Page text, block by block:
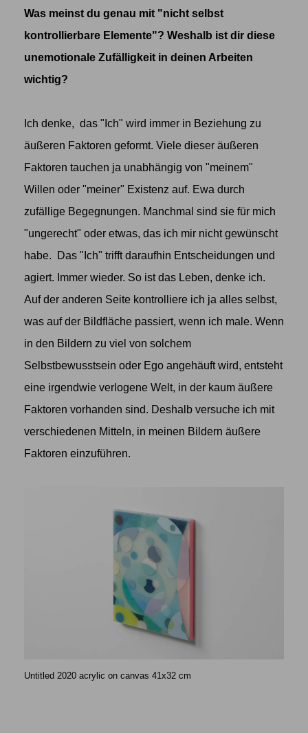
Was meinst du genau mit "nicht selbst
kontrollierbare Elemente"? Weshalb ist dir diese
unemotionale Zufälligkeit in deinen Arbeiten
wichtig?
Ich denke, das "Ich" wird immer in Beziehung zu
äußeren Faktoren geformt. Viele dieser äußeren
Faktoren tauchen ja unabhängig von "meinem"
Willen oder "meiner" Existenz auf. Ewa durch
zufällige Begegnungen. Manchmal sind sie für mich
"ungerecht" oder etwas, das ich mir nicht gewünscht
habe. Das "Ich" trifft daraufhin Entscheidungen und
agiert. Immer wieder. So ist das Leben, denke ich.
Auf der anderen Seite kontrolliere ich ja alles selbst,
was auf der Bildfläche passiert, wenn ich male. Wenn
in den Bildern zu viel von solchem
Selbstbewusstsein oder Ego angehäuft wird, entsteht
eine irgendwie verlogene Welt, in der kaum äußere
Faktoren vorhanden sind. Deshalb versuche ich mit
verschiedenen Mitteln, in meinen Bildern äußere
Faktoren einzuführen.
Untitled 2020 acrylic on canvas 41x32 cm